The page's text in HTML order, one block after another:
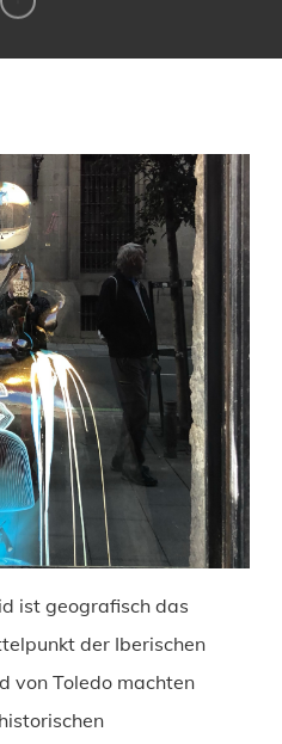
ist geografisch das
der Iberischen
von Toledo machten